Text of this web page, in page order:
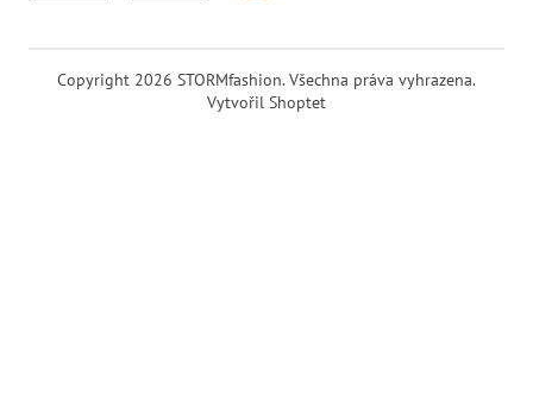
Vytvořil Shoptet
Copyright 2026 STORMfashion. Všechna práva vyhrazena.